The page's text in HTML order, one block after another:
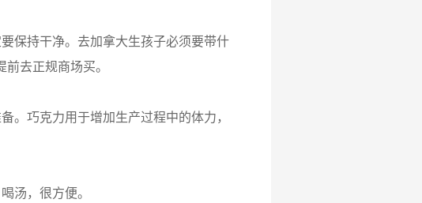
保持干净。去加拿大生孩子必须要带什
去正规商场买。
。巧克力用于增加生产过程中的体力，
汤，很方便。